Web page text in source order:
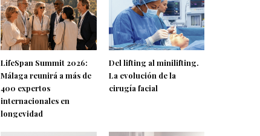
LifeSpan Summit 2026:
Málaga reunirá a más de
400 expertos
internacionales en
longevidad
Del lifting al minilifting.
La evolución de la
cirugía facial